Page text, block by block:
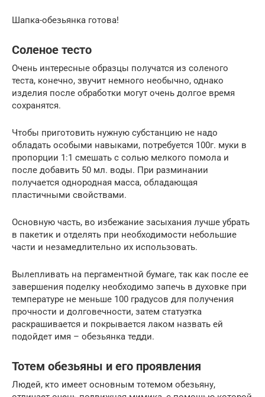
Шапка-обезьянка готова!
Соленое тесто
Очень интересные образцы получатся из соленого
теста, конечно, звучит немного необычно, однако
изделия после обработки могут очень долгое время
сохранятся.
Чтобы приготовить нужную субстанцию не надо
обладать особыми навыками, потребуется 100г. муки в
пропорции 1:1 смешать с солью мелкого помола и
после добавить 50 мл. воды. При разминании
получается однородная масса, обладающая
пластичными свойствами.
Основную часть, во избежание засыхания лучше убрать
в пакетик и отделять при необходимости небольшие
части и незамедлительно их использовать.
Вылепливать на пергаментной бумаге, так как после ее
завершения поделку необходимо запечь в духовке при
температуре не меньше 100 градусов для получения
прочности и долговечности, затем статуэтка
раскрашивается и покрывается лаком назвать ей
подойдет имя – обезьянка тедди.
Тотем обезьяны и его проявления
Людей, кто имеет основным тотемом обезьяну,